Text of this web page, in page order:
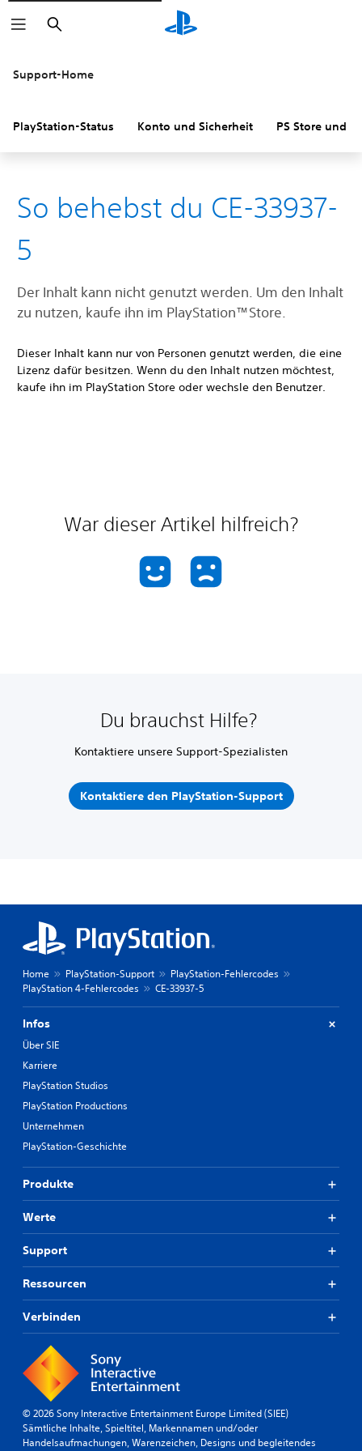
Suchen
Support-Home
PlayStation-Status Konto und Sicherheit PS Store und
So behebst du CE-33937-
5
Der Inhalt kann nicht genutzt werden. Um den Inhalt
zu nutzen, kaufe ihn im PlayStation™Store.
Dieser Inhalt kann nur von Personen genutzt werden, die eine
Lizenz dafür besitzen. Wenn du den Inhalt nutzen möchtest,
kaufe ihn im PlayStation Store oder wechsle den Benutzer.
War dieser Artikel hilfreich?
Du brauchst Hilfe?
Kontaktiere unsere Support-Spezialisten
Kontaktiere den PlayStation-Support
Home PlayStation-Support
PlayStation-Fehlercodes
PlayStation 4-Fehlercodes
CE-33937-5
Infos
Über SIE
Karriere
PlayStation Studios
PlayStation Productions
Unternehmen
PlayStation-Geschichte
Produkte
Werte
Support
Ressourcen
Verbinden
© 2026 Sony Interactive Entertainment Europe Limited (SIEE)
Sämtliche Inhalte, Spieltitel, Markennamen und/oder
Handelsaufmachungen, Warenzeichen, Designs und begleitendes